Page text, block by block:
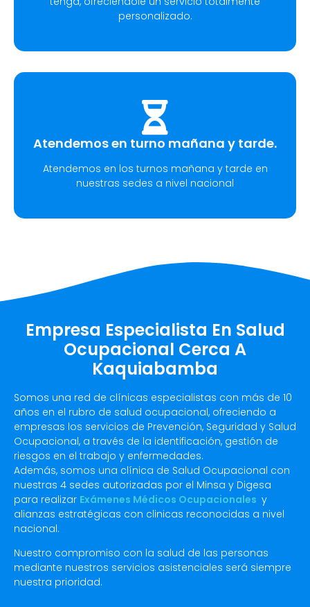
personalizado.
Atendemos en turno mañana y tarde.
Atendemos en los turnos mañana y tarde en
nuestras sedes a nivel nacional
Empresa Especialista En Salud
Ocupacional Cerca A
Kaquiabamba
Somos una red de clínicas especialistas con más de 10
años en el rubro de salud ocupacional, ofreciendo a
empresas los servicios de Prevención, Seguridad y Salud
Ocupacional, a través de la identificación, gestión de
riesgos en el trabajo y enfermedades.
Además, somos una clínica de Salud Ocupacional con
nuestras 4 sedes autorizadas por el Minsa y Digesa
para realizar Exámenes Médicos Ocupacionales y
alianzas estratégicas con clinicas reconocidas a nivel
nacional.
Nuestro compromiso con la salud de las personas
mediante nuestros servicios asistenciales será siempre
nuestra prioridad.